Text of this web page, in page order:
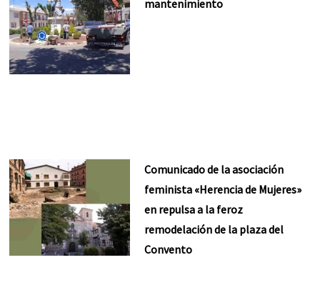
mantenimiento
Comunicado de la asociación
feminista «Herencia de Mujeres»
en repulsa a la feroz
remodelación de la plaza del
Convento